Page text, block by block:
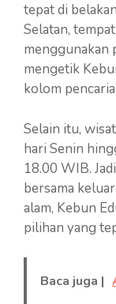
tepat di
Selatan,
menggunakan
mengetik
kolom
Selain itu,
hari Senin
18.00 WIB.
bersama
alam, Kebun
pilihan yang
Baca juga |